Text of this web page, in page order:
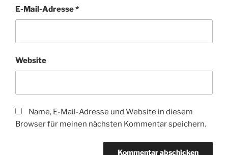
E-Mail-Adresse*
Website
Name, E-Mail-Adresse und Website in diesem
Browser für meinen nächsten Kommentar speichern.